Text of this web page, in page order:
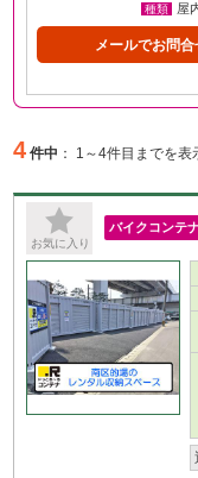
種類 屋
メールでお問合
4 件中 ： 1～4件目までを表
お気に入り
バイクコンテ